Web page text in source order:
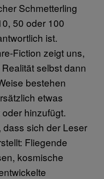
Schmetterling
50 oder 100
ist.
Fiction zeigt uns,
selbst dann
bestehen
etwas
hinzufügt.
sich der Leser
Fliegende
kosmische